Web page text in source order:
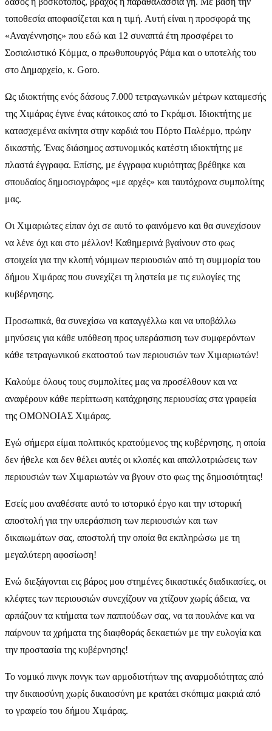
τοποθεσία αποφασίζεται και η τιμή. Αυτή είναι η προσφορά της
«Αναγέννησης» που εδώ και 12 συναπτά έτη προσφέρει το
Σοσιαλιστικό Κόμμα, ο πρωθυπουργός Ράμα και ο υποτελής του
στο Δημαρχείο, κ. Goro.
Ως ιδιοκτήτης ενός δάσους 7.000 τετραγωνικών μέτρων καταμεσής
της Χιμάρας έγινε ένας κάτοικος από το Γκράμσι. Ιδιοκτήτης με
κατασχεμένα ακίνητα στην καρδιά του Πόρτο Παλέρμο, πρώην
δικαστής. Ένας διάσημος αστυνομικός κατέστη ιδιοκτήτης με
πλαστά έγγραφα. Επίσης, με έγγραφα κυριότητας βρέθηκε και
σπουδαίος δημοσιογράφος «με αρχές» και ταυτόχρονα συμπολίτης
μας.
Οι Χιμαριώτες είπαν όχι σε αυτό το φαινόμενο και θα συνεχίσουν
να λένε όχι και στο μέλλον! Καθημερινά βγαίνουν στο φως
στοιχεία για την κλοπή νόμιμων περιουσιών από τη συμμορία του
δήμου Χιμάρας που συνεχίζει τη ληστεία με τις ευλογίες της
κυβέρνησης.
Προσωπικά, θα συνεχίσω να καταγγέλλω και να υποβάλλω
μηνύσεις για κάθε υπόθεση προς υπεράσπιση των συμφερόντων
κάθε τετραγωνικού εκατοστού των περιουσιών των Χιμαριωτών!
Καλούμε όλους τους συμπολίτες μας να προσέλθουν και να
αναφέρουν κάθε περίπτωση κατάχρησης περιουσίας στα γραφεία
της ΟΜΟΝΟΙΑΣ Χιμάρας.
Εγώ σήμερα είμαι πολιτικός κρατούμενος της κυβέρνησης, η οποία
δεν ήθελε και δεν θέλει αυτές οι κλοπές και απαλλοτριώσεις των
περιουσιών των Χιμαριωτών να βγουν στο φως της δημοσιότητας!
Εσείς μου αναθέσατε αυτό το ιστορικό έργο και την ιστορική
αποστολή για την υπεράσπιση των περιουσιών και των
δικαιωμάτων σας, αποστολή την οποία θα εκπληρώσω με τη
μεγαλύτερη αφοσίωση!
Ενώ διεξάγονται εις βάρος μου στημένες δικαστικές διαδικασίες, οι
κλέφτες των περιουσιών συνεχίζουν να χτίζουν χωρίς άδεια, να
αρπάζουν τα κτήματα των παππούδων σας, να τα πουλάνε και να
παίρνουν τα χρήματα της διαφθοράς δεκαετιών με την ευλογία και
την προστασία της κυβέρνησης!
Το νομικό πινγκ πονγκ των αρμοδιοτήτων της αναρμοδιότητας από
την δικαιοσύνη χωρίς δικαιοσύνη με κρατάει σκόπιμα μακριά από
το γραφείο του δήμου Χιμάρας.